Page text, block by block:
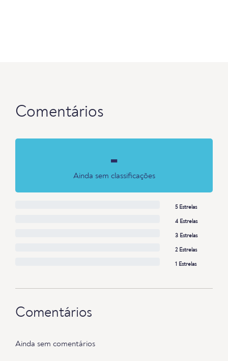
Comentários
-
Ainda sem classificações
5 Estrelas
4 Estrelas
3 Estrelas
2 Estrelas
1 Estrelas
Comentários
Ainda sem comentários